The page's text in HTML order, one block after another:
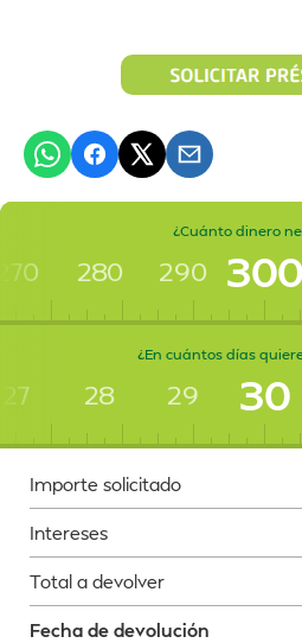
¿Cuánto dinero
280 290 300
¿En cuántos días
27 28 29 30
Importe solicitado
Intereses
Total a devolver
Fecha de devolución